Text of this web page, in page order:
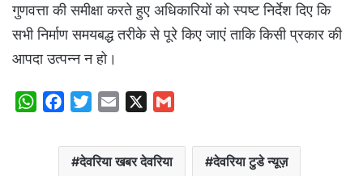
गुणवत्ता की समीक्षा करते हुए अधिकारियों को स्पष्ट निर्देश दिए कि
सभी निर्माण समयबद्ध तरीके से पूरे किए जाएं ताकि किसी प्रकार की
आपदा उत्पन्न न हो।
W
c
i
t
a
i
a
देवरिया खबर देवरिया देवरिया टुडे न्यूज़